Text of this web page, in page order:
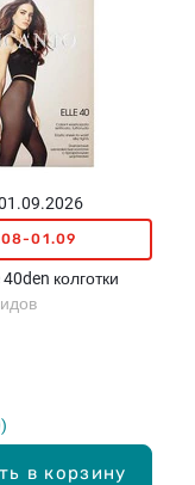
в корзину
01.09
колготки